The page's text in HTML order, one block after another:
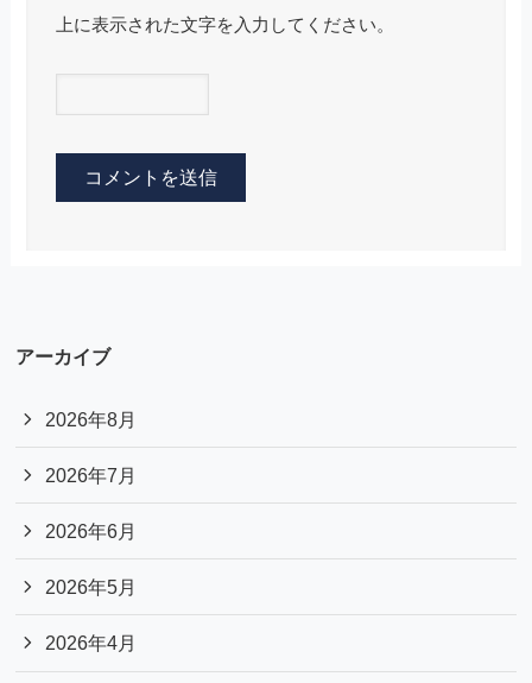
上に表示された文字を入力してください。
アーカイブ
2026年8月
2026年7月
2026年6月
2026年5月
2026年4月